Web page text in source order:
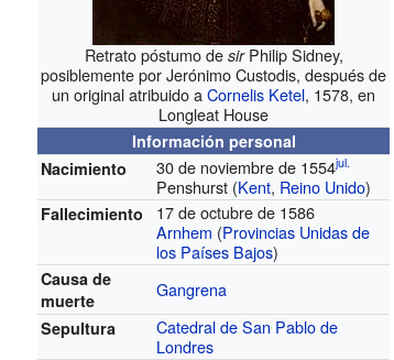
Retrato póstumo de sirPhilip Sidney,
posiblemente por Jerónimo Custodis, después de
un original atribuido aCornelis Ketel, 1578, en
Longleat House
Información personal
Nacimiento
30 de noviembre de 1554jul.
Penshurst (Kent, Reino Unido)
Fallecimiento
17 de octubre de 1586
Arnhem (Provincias Unidas de
los Países Bajos)
Causa de
muerte
Gangrena
Sepultura
Catedral de San Pablo de
Londres